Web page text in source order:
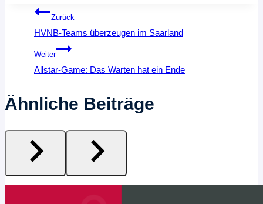
Beitragsnavigation
Zurück
HVNB-Teams überzeugen im Saarland
Weiter
Allstar-Game: Das Warten hat ein Ende
Ähnliche Beiträge